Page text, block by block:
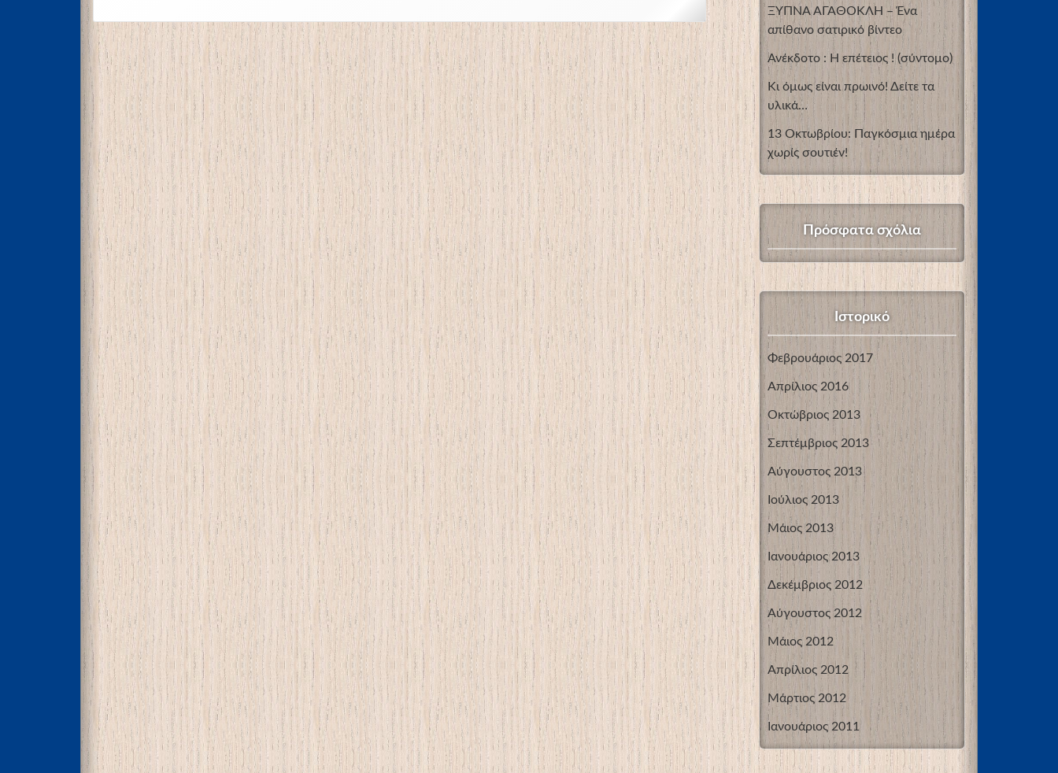
ΞΥΠΝΑ ΑΓΑΘΟΚΛΗ – Ένα
απίθανο σατιρικό βίντεο
Ανέκδοτο : Η επέτειος ! (σύντομο)
Κι όμως είναι πρωινό! Δείτε τα
υλικά…
13 Οκτωβρίου: Παγκόσμια ημέρα
χωρίς σουτιέν!
Πρόσφατα σχόλια
Ιστορικό
Φεβρουάριος 2017
Απρίλιος 2016
Οκτώβριος 2013
Σεπτέμβριος 2013
Αύγουστος 2013
Ιούλιος 2013
Μάιος 2013
Ιανουάριος 2013
Δεκέμβριος 2012
Αύγουστος 2012
Μάιος 2012
Απρίλιος 2012
Μάρτιος 2012
Ιανουάριος 2011